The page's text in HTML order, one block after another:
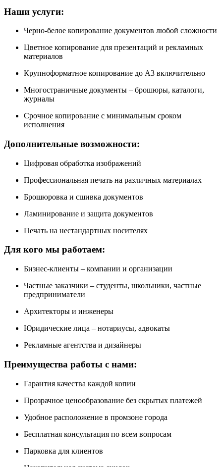
Наши услуги:
Черно-белое копирование документов любой сложности
Цветное копирование для презентаций и рекламных
материалов
Крупноформатное копирование до А3 включительно
Многостраничные документы – брошюры, каталоги,
журналы
Срочное копирование с минимальным сроком
исполнения
Дополнительные возможности:
Цифровая обработка изображений
Профессиональная печать на различных материалах
Брошюровка и сшивка документов
Ламинирование и защита документов
Печать на нестандартных носителях
Для кого мы работаем:
Бизнес-клиенты – компании и организации
Частные заказчики – студенты, школьники, частные
предприниматели
Архитекторы и инженеры
Юридические лица – нотариусы, адвокаты
Рекламные агентства и дизайнеры
Преимущества работы с нами:
Гарантия качества каждой копии
Прозрачное ценообразование без скрытых платежей
Удобное расположение в промзоне города
Бесплатная консультация по всем вопросам
Парковка для клиентов